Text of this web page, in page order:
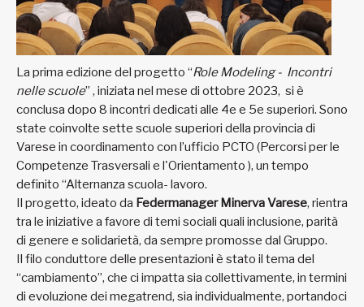
La prima edizione del progetto “Role Modeling - Incontri
nelle scuole” , iniziata nel mese di ottobre 2023, si è
conclusa dopo 8 incontri dedicati alle 4e e 5e superiori. Sono
state coinvolte sette scuole superiori della provincia di
Varese in coordinamento con l’ufficio PCTO (Percorsi per le
Competenze Trasversali e l'Orientamento ), un tempo
definito “Alternanza scuola- lavoro.
Il progetto, ideato da Federmanager Minerva Varese, rientra
tra le iniziative a favore di temi sociali quali inclusione, parità
di genere e solidarietà, da sempre promosse dal Gruppo.
Il filo conduttore delle presentazioni è stato il tema del
“cambiamento”, che ci impatta sia collettivamente, in termini
di evoluzione dei megatrend, sia individualmente, portandoci